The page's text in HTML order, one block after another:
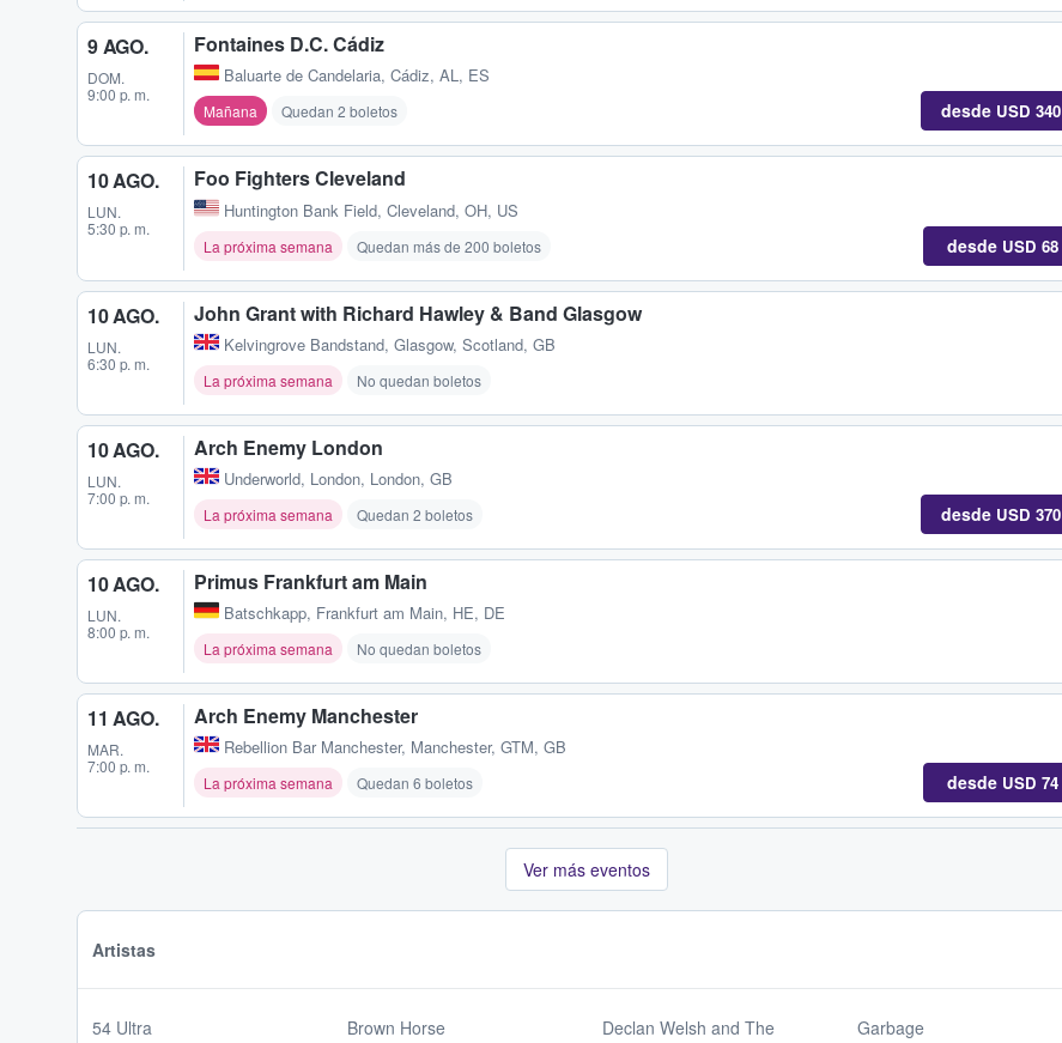
9 AGO.
DOM.
9:00 p. m.
Fontaines D.C. Cádiz
Baluarte de Candelaria, Cádiz, AL, ES
Mañana Quedan 2 boletos desde USD 340
10 AGO.
LUN.
5:30 p. m.
Foo Fighters Cleveland
Huntington Bank Field, Cleveland, OH, US
La próxima semana Quedan más de 200 boletos desde USD 68
10 AGO.
LUN.
6:30 p. m.
John Grant with Richard Hawley & Band Glasgow
Kelvingrove Bandstand, Glasgow, Scotland, GB
La próxima semana No quedan boletos
10 AGO.
LUN.
7:00 p. m.
Arch Enemy London
Underworld, London, London, GB
La próxima semana Quedan 2 boletos desde USD 370
10 AGO.
LUN.
8:00 p. m.
Primus Frankfurt am Main
Batschkapp, Frankfurt am Main, HE, DE
La próxima semana No quedan boletos
11 AGO.
MAR.
7:00 p. m.
Arch Enemy Manchester
Rebellion Bar Manchester, Manchester, GTM, GB
La próxima semana Quedan 6 boletos desde USD 74
Ver más eventos
Artistas
54 Ultra
Brown Horse
Declan Welsh and The
Garbage